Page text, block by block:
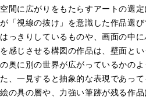
空間に広がりをもたらすアートの選
が「視線の抜け」を意識した作品選
はっきりしているものや、画面の中に
を感じさせる構図の作品は、壁面と
の奥に別の世界が広がっているかの
た、一見すると抽象的な表現であっ
絵の具の層や、力強い筆跡が残る作